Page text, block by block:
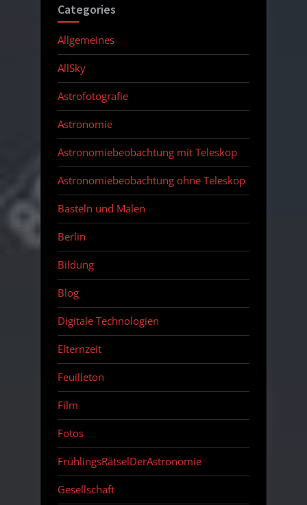
Categories
Allgemeines
AllSky
Astrofotografie
Astronomie
Astronomiebeobachtung mit Teleskop
Astronomiebeobachtung ohne Teleskop
Basteln und Malen
Berlin
Bildung
Blog
Digitale Technologien
Elternzeit
Feuilleton
Film
Fotos
FrühlingsRätselDerAstronomie
Gesellschaft